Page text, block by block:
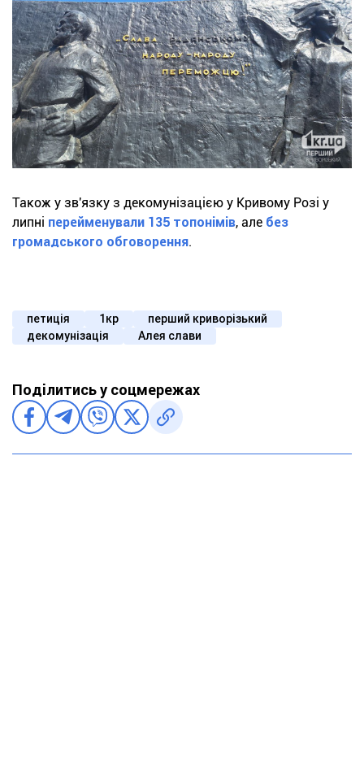
Також у зв'язку з декомунізацією у Кривому Розі у
липні перейменували 135 топонімів, але без
громадського обговорення.
петиція 1кр
перший криворізький
декомунізація
Алея слави
Поділитись у соцмережах